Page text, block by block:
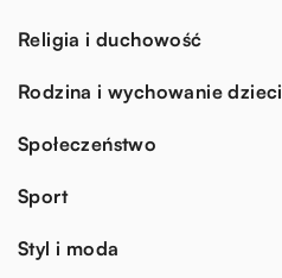
Religia i duchowość
Rodzina i wychowanie dzieci
Społeczeństwo
Sport
Styl i moda